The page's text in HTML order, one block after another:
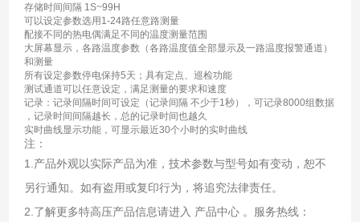
存储时间间隔 1S~99H
可以设定参数选用1-24路任意路测量
配接不同的热电偶满足不同的温度测量范围
大屏幕显示，各路温度参数（各路温度值全部显示及一路温度报警通道）
和测量
所有设定参数停电保持5天；具有定点、巡检功能
测试通道可以任意设定，满足测量的要求和速度
记录：记录间隔时间可设定（记录间隔 不少于1秒），可记录8000组数据
，记录时间间隔越长，总的记录时间也越久
实时曲线显示功能，可显示最近30个小时的实时曲线
注：
1.产品外观以实际产品为准，技术参数与型号如有变动，恕不
另行通知。如有盗用或复印行为，将追究法律责任。
2.了解更多特高压产品信息请进入 产品中心 。服务热线：